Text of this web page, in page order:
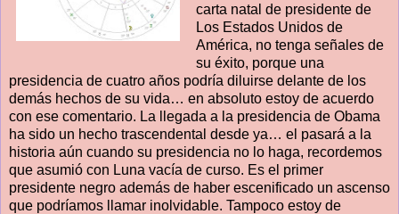
carta natal de presidente de
Los Estados Unidos de
América, no tenga señales de
su éxito, porque una
presidencia de cuatro años podría diluirse delante de los
demás hechos de su vida… en absoluto estoy de acuerdo
con ese comentario. La llegada a la presidencia de Obama
ha sido un hecho trascendental desde ya… el pasará a la
historia aún cuando su presidencia no lo haga, recordemos
que asumió con Luna vacía de curso. Es el primer
presidente negro además de haber escenificado un ascenso
que podríamos llamar inolvidable. Tampoco estoy de